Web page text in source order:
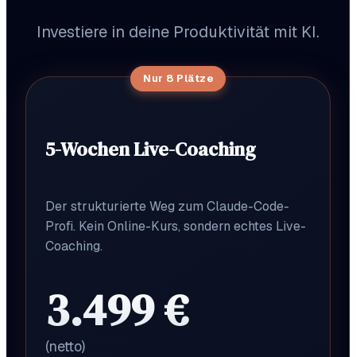
Investiere in deine Produktivität mit KI.
Nur 8 Plätze
5-Wochen Live-Coaching
Der strukturierte Weg zum Claude-Code-
Profi. Kein Online-Kurs, sondern echtes Live-
Coaching.
3.499 €
(netto)